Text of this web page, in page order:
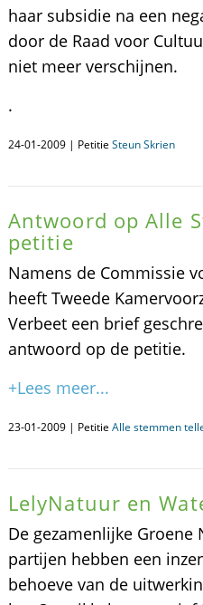
haar subsidie na een
door de Raad voor
niet meer verschijnen.
.
24-01-2009 | Petitie Steun Skrien
Antwoord op Alle
petitie
Namens de Commissie
heeft Tweede
Verbeet een brief
antwoord op de petitie.
+Lees meer...
23-01-2009 | Petitie Alle stemmen
LelyNatuur en
De gezamenlijke Groene
partijen hebben een
behoeve van de